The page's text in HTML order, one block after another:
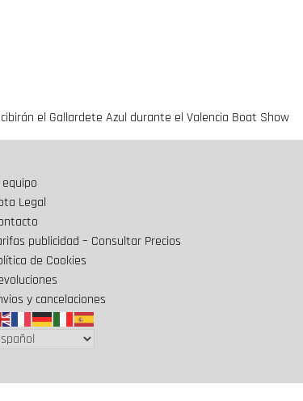
el Gallardete Azul durante el Valencia Boat Show
equipo
Legal
publicidad – Consultar Precios
de Cookies
y cancelaciones